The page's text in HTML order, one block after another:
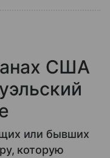
США
или бывших
которую